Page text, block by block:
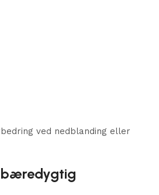
ved nedblanding eller
bæredygtig